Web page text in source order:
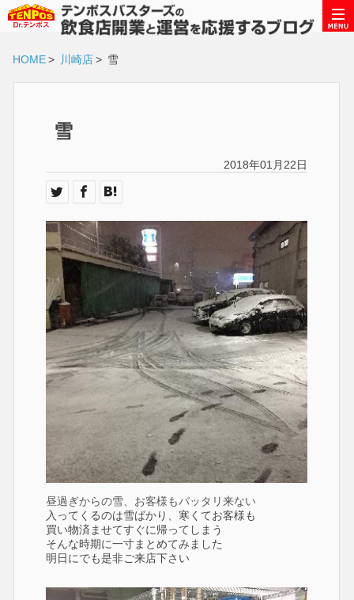
HOME> 川崎店> 雪
雪
2018年01月22日
昼過ぎからの雪、お客様もバッタリ来ない
入ってくるのは雪ばかり、寒くてお客様も
買い物済ませてすぐに帰ってしまう
そんな時期に一寸まとめてみました
明日にでも是非ご来店下さい